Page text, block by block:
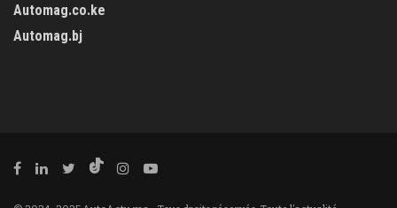
Automag.co.ke
Automag.bj